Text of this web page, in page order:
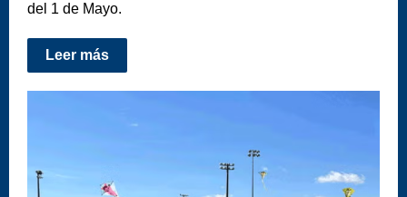
del 1 de Mayo.
Leer más